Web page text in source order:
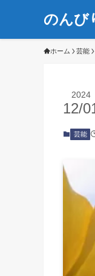
のんび
ホーム 芸能
2024
12/
芸能